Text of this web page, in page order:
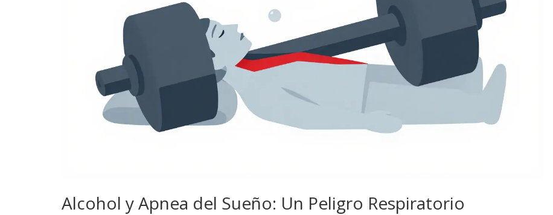
Alcohol y Apnea del Sueño: Un Peligro Respiratorio